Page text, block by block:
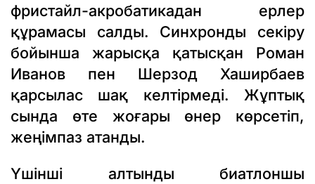
фристайл-акробатикадан ерлер
құрамасы салды. Синхронды секіру
бойынша жарысқа қатысқан Роман
Иванов пен Шерзод Хаширбаев
қарсылас шақ келтірмеді. Жұптық
сында өте жоғары өнер көрсетіп,
жеңімпаз атанды.
Үшінші алтынды биатлоншы